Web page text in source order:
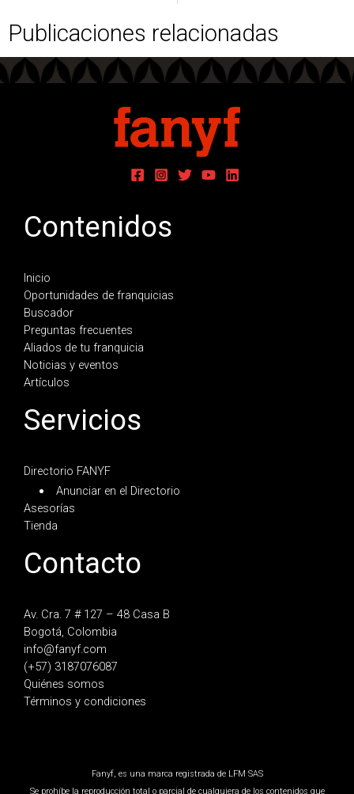
Publicaciones relacionadas
Contenidos
Inicio
Oportunidades de franquicias
Buscador
Preguntas frecuentes
Aliados de tu franquicia
Noticias y eventos
Artículos
Servicios
Directorio FANYF
Anunciar en el Directorio
Asesorías
Tienda
Contacto
Av. Cra. 7 # 127 – 48 Casa B
Bogotá, Colombia
info@fanyf.com
(+57) 3187076087
Quiénes somos
Términos y condiciones
Fanyf, es una marca registrada de LFM SAS
Se prohíbe la reproducción total o parcial de cualquiera de los contenidos que